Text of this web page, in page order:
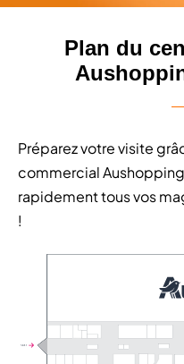
site
Plan du
Préparez votre visite
commercial
rapidement tous vos
!